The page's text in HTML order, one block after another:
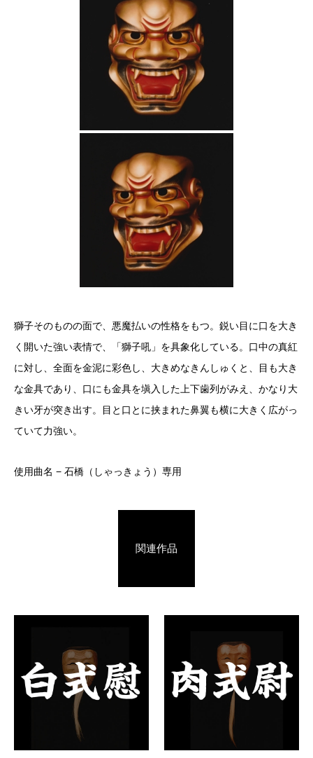
獅子そのものの面で、悪魔払いの性格をもつ。鋭い目に口を大き
く開いた強い表情で、「獅子吼」を具象化している。口中の真紅
に対し、全面を金泥に彩色し、大きめなきんしゅくと、目も大き
な金具であり、口にも金具を塡入した上下歯列がみえ、かなり大
きい牙が突き出す。目と口とに挟まれた鼻翼も横に大きく広がっ
ていて力強い。
使用曲名 − 石橋（しゃっきょう）専用
関連作品